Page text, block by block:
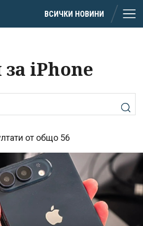
ВСИЧКИ НОВИНИ
iPhone
от общо 56